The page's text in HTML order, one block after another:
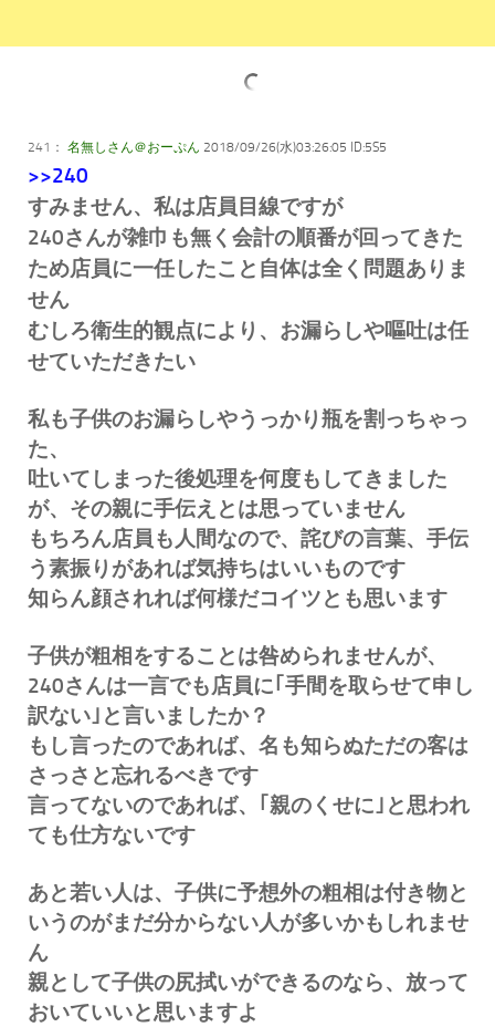
241： 名無しさん＠おーぷん 2018/09/26(水)03:26:05 ID:5S5
>>240
すみません、私は店員目線ですが
240さんが雑巾も無く会計の順番が回ってきた
ため店員に一任したこと自体は全く問題ありま
せん
むしろ衛生的観点により、お漏らしや嘔吐は任
せていただきたい
私も子供のお漏らしやうっかり瓶を割っちゃっ
た、
吐いてしまった後処理を何度もしてきました
が、その親に手伝えとは思っていません
もちろん店員も人間なので、詫びの言葉、手伝
う素振りがあれば気持ちはいいものです
知らん顔されれば何様だコイツとも思います
子供が粗相をすることは咎められませんが、
240さんは一言でも店員に｢手間を取らせて申し
訳ない｣と言いましたか？
もし言ったのであれば、名も知らぬただの客は
さっさと忘れるべきです
言ってないのであれば、｢親のくせに｣と思われ
ても仕方ないです
あと若い人は、子供に予想外の粗相は付き物と
いうのがまだ分からない人が多いかもしれませ
ん
親として子供の尻拭いができるのなら、放って
おいていいと思いますよ